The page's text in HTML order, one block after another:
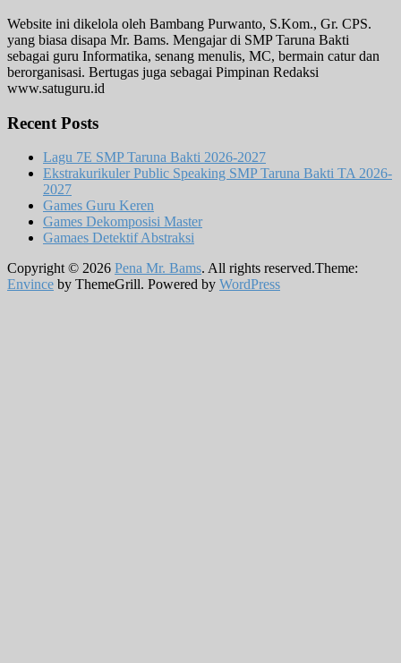
Website ini dikelola oleh Bambang Purwanto, S.Kom., Gr. CPS.
yang biasa disapa Mr. Bams. Mengajar di SMP Taruna Bakti
sebagai guru Informatika, senang menulis, MC, bermain catur dan
berorganisasi. Bertugas juga sebagai Pimpinan Redaksi
www.satuguru.id
Recent Posts
Lagu 7E SMP Taruna Bakti 2026-2027
Ekstrakurikuler Public Speaking SMP Taruna Bakti TA 2026-
2027
Games Guru Keren
Games Dekomposisi Master
Gamaes Detektif Abstraksi
Copyright © 2026 Pena Mr. Bams. All rights reserved.Theme:
Envince by ThemeGrill. Powered by WordPress